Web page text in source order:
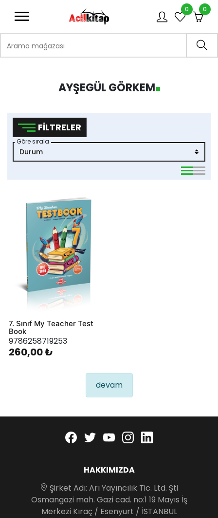
0 0
AYŞEGÜL GÖRKEM
FILTRELER
Göre sırala
7. Sınıf My Teacher Test
Book
9786258719253
260,00 ₺
devam
Facebook
twitteryoutubeinstagram
HAKKIMIZDA
Şirket Adı: Arı Yayıncılık Tic. Ltd. Şti
Osmangazi mah. Gazi cad. no:1 19 Mayıs İş
Merkezi Kıraç / Esenyurt / İSTANBUL